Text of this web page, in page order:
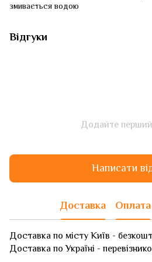
змивається водою
Відгуки
Додайте перший
Написати
Доставка Оплата
Доставка по місту Київ -
Доставка по Україні -